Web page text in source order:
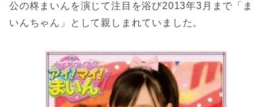
公の柊まいんを演じて注目を浴び2013年3月まで「ま
いんちゃん」として親しまれていました。